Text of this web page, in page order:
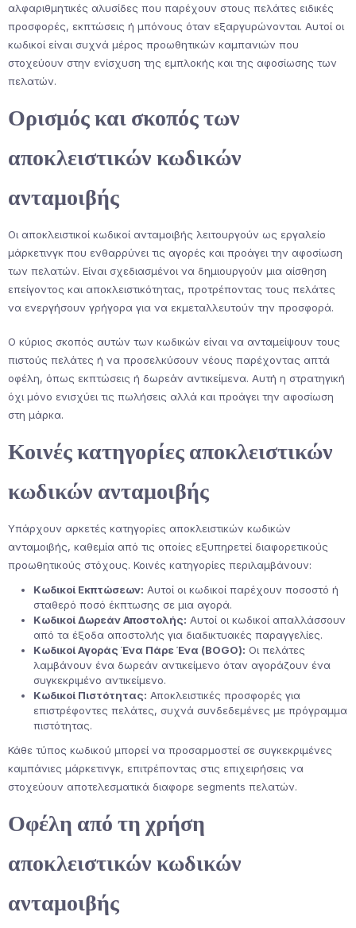
αλφαριθμητικές αλυσίδες που παρέχουν στους πελάτες ειδικές
προσφορές, εκπτώσεις ή μπόνους όταν εξαργυρώνονται. Αυτοί οι
κωδικοί είναι συχνά μέρος προωθητικών καμπανιών που
στοχεύουν στην ενίσχυση της εμπλοκής και της αφοσίωσης των
πελατών.
Ορισμός και σκοπός των
αποκλειστικών κωδικών
ανταμοιβής
Οι αποκλειστικοί κωδικοί ανταμοιβής λειτουργούν ως εργαλείο
μάρκετινγκ που ενθαρρύνει τις αγορές και προάγει την αφοσίωση
των πελατών. Είναι σχεδιασμένοι να δημιουργούν μια αίσθηση
επείγοντος και αποκλειστικότητας, προτρέποντας τους πελάτες
να ενεργήσουν γρήγορα για να εκμεταλλευτούν την προσφορά.
Ο κύριος σκοπός αυτών των κωδικών είναι να ανταμείψουν τους
πιστούς πελάτες ή να προσελκύσουν νέους παρέχοντας απτά
οφέλη, όπως εκπτώσεις ή δωρεάν αντικείμενα. Αυτή η στρατηγική
όχι μόνο ενισχύει τις πωλήσεις αλλά και προάγει την αφοσίωση
στη μάρκα.
Κοινές κατηγορίες αποκλειστικών
κωδικών ανταμοιβής
Υπάρχουν αρκετές κατηγορίες αποκλειστικών κωδικών
ανταμοιβής, καθεμία από τις οποίες εξυπηρετεί διαφορετικούς
προωθητικούς στόχους. Κοινές κατηγορίες περιλαμβάνουν:
Κωδικοί Εκπτώσεων: Αυτοί οι κωδικοί παρέχουν ποσοστό ή
σταθερό ποσό έκπτωσης σε μια αγορά.
Κωδικοί Δωρεάν Αποστολής: Αυτοί οι κωδικοί απαλλάσσουν
από τα έξοδα αποστολής για διαδικτυακές παραγγελίες.
Κωδικοί Αγοράς Ένα Πάρε Ένα (BOGO): Οι πελάτες
λαμβάνουν ένα δωρεάν αντικείμενο όταν αγοράζουν ένα
συγκεκριμένο αντικείμενο.
Κωδικοί Πιστότητας: Αποκλειστικές προσφορές για
επιστρέφοντες πελάτες, συχνά συνδεδεμένες με πρόγραμμα
πιστότητας.
Κάθε τύπος κωδικού μπορεί να προσαρμοστεί σε συγκεκριμένες
καμπάνιες μάρκετινγκ, επιτρέποντας στις επιχειρήσεις να
στοχεύουν αποτελεσματικά διαφορε segments πελατών.
Οφέλη από τη χρήση
αποκλειστικών κωδικών
ανταμοιβής